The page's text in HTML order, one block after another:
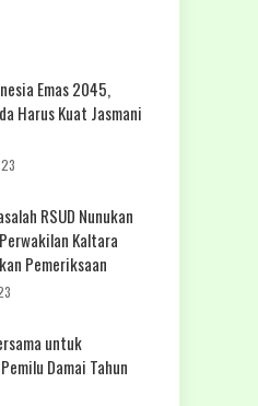
Emas 2045,
Harus Kuat Jasmani
RSUD Nunukan
Kaltara
Pemeriksaan
untuk
Damai Tahun